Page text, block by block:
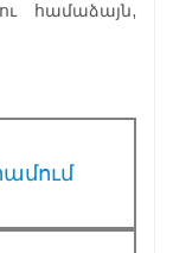
համաձայն,